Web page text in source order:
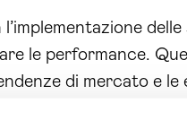
delle
le performance.
di mercato e le